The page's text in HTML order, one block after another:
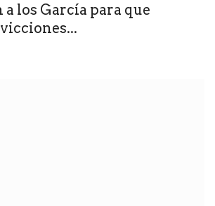
a los García para que